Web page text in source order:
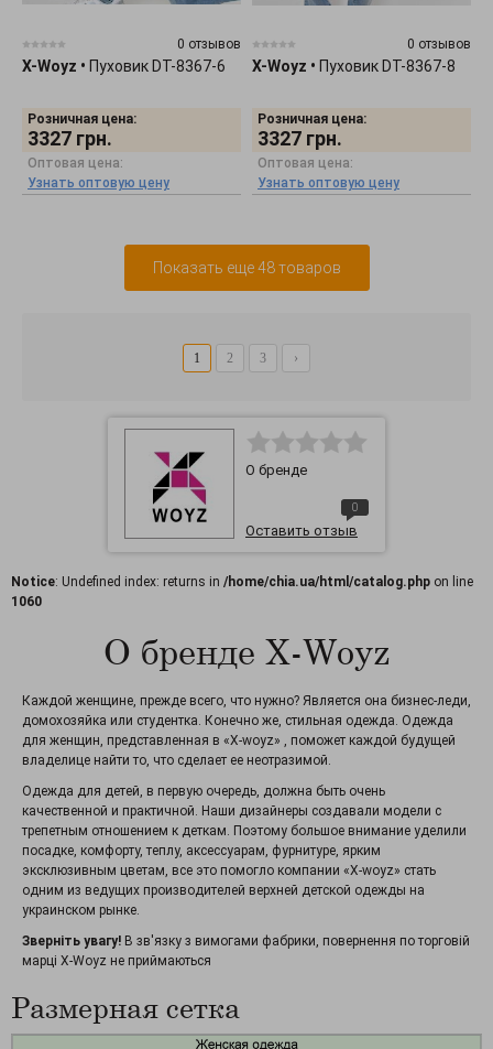
0 отзывов
X-Woyz • Пуховик DT-8367-6
Розничная цена:
3327 грн.
Оптовая цена:
Узнать оптовую цену
0 отзывов
X-Woyz • Пуховик DT-8367-8
Розничная цена:
3327 грн.
Оптовая цена:
Узнать оптовую цену
Показать еще 48 товаров
1 2 3 ›
О бренде
Оставить отзыв
0
Notice: Undefined index: returns in /home/chia.ua/html/catalog.php on line
1060
О бренде X-Woyz
Каждой женщине, прежде всего, что нужно? Является она бизнес-леди,
домохозяйка или студентка. Конечно же, стильная одежда. Одежда
для женщин, представленная в «X-woyz» , поможет каждой будущей
владелице найти то, что сделает ее неотразимой.
Одежда для детей, в первую очередь, должна быть очень
качественной и практичной. Наши дизайнеры создавали модели с
трепетным отношением к деткам. Поэтому большое внимание уделили
посадке, комфорту, теплу, аксессуарам, фурнитуре, ярким
эксклюзивным цветам, все это помогло компании «X-woyz» стать
одним из ведущих производителей верхней детской одежды на
украинском рынке.
Зверніть увагу! В зв'язку з вимогами фабрики, повернення по торговій
марці X-Woyz не приймаються
Размерная сетка